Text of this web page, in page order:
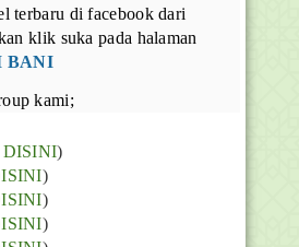
terbaru di facebook dari
klik suka pada halaman
BANI
kami;
)
)
)
)